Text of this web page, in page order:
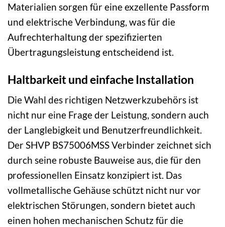
Materialien sorgen für eine exzellente Passform
und elektrische Verbindung, was für die
Aufrechterhaltung der spezifizierten
Übertragungsleistung entscheidend ist.
Haltbarkeit und einfache Installation
Die Wahl des richtigen Netzwerkzubehörs ist
nicht nur eine Frage der Leistung, sondern auch
der Langlebigkeit und Benutzerfreundlichkeit.
Der SHVP BS75006MSS Verbinder zeichnet sich
durch seine robuste Bauweise aus, die für den
professionellen Einsatz konzipiert ist. Das
vollmetallische Gehäuse schützt nicht nur vor
elektrischen Störungen, sondern bietet auch
einen hohen mechanischen Schutz für die